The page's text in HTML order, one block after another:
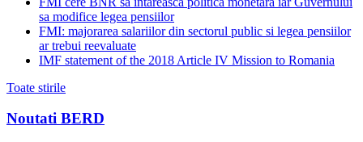
sa modifice legea pensiilor
FMI: majorarea salariilor din sectorul public si legea pensiilor
ar trebui reevaluate
IMF statement of the 2018 Article IV Mission to Romania
Toate stirile
Noutati BERD